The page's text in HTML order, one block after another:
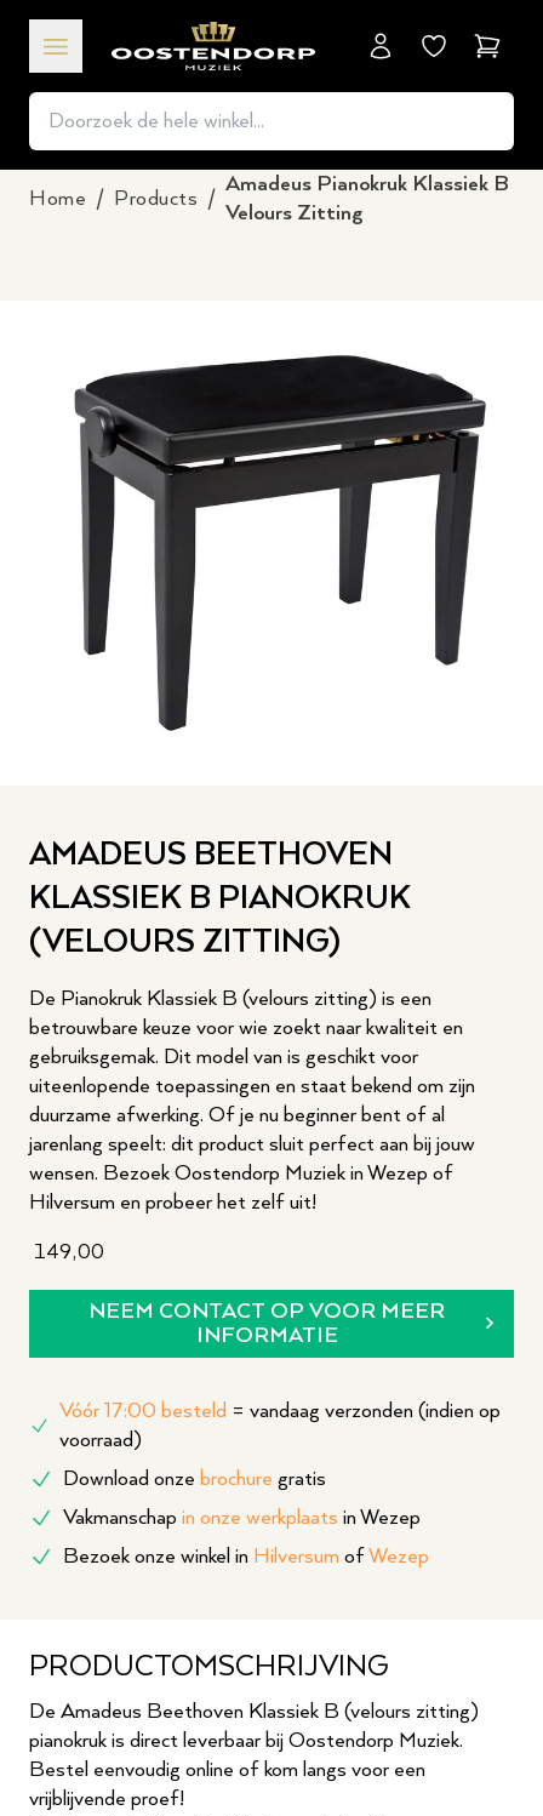
Home / Products /
Amadeus Pianokruk Klassiek B
Velours Zitting
AMADEUS BEETHOVEN
KLASSIEK B PIANOKRUK
(VELOURS ZITTING)
De Pianokruk Klassiek B (velours zitting) is een
betrouwbare keuze voor wie zoekt naar kwaliteit en
gebruiksgemak. Dit model van is geschikt voor
uiteenlopende toepassingen en staat bekend om zijn
duurzame afwerking. Of je nu beginner bent of al
jarenlang speelt: dit product sluit perfect aan bij jouw
wensen. Bezoek Oostendorp Muziek in Wezep of
Hilversum en probeer het zelf uit!
149,00
NEEM CONTACT OP VOOR MEER
INFORMATIE
Vóór 17:00 besteld = vandaag verzonden (indien op
voorraad)
Download onze brochure gratis
Vakmanschap in onze werkplaats in Wezep
Bezoek onze winkel in Hilversum of Wezep
PRODUCTOMSCHRIJVING
De Amadeus Beethoven Klassiek B (velours zitting)
pianokruk is direct leverbaar bij Oostendorp Muziek.
Bestel eenvoudig online of kom langs voor een
vrijblijvende proef!